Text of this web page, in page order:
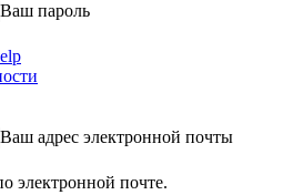
Ваш пароль
Ваш адрес электронной почты
электронной почте.